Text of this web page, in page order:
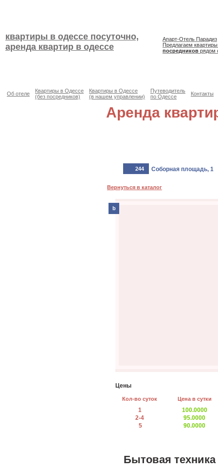
квартиры в одессе посуточно,
аренда квартир в одессе
Апарт-Отель Парадиз
Предлагаем
посредников рядом
Об отеле
Квартиры в Одессе
(без посредников)
Квартиры в Одессе
(в нашем управлении)
Путеводитель
по Одессе
Контакты
Аренда
244 Соборная площадь, 1
Вернуться в каталог
b
Цены
Кол-во суток Цена в сутки
1
2-4
5
100.0000
95.0000
90.0000
Бытовая техника